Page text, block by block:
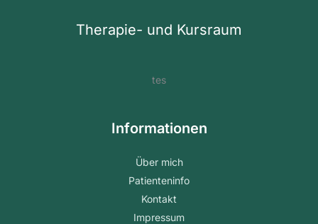
Therapie- und Kursraum
tes
Informationen
Über mich
Patienteninfo
Kontakt
Impressum